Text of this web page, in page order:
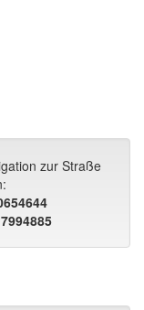
zur Straße